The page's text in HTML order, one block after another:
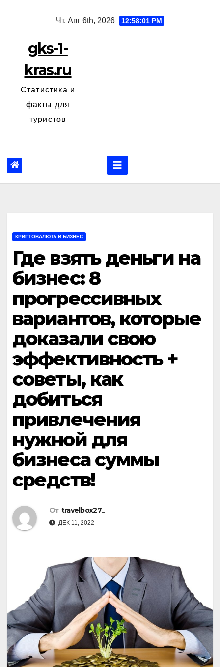
Чт. Авг 6th, 2026 12:58:02 PM
gks-1-
kras.ru
Статистика и
факты для
туристов
КРИПТОВАЛЮТА И БИЗНЕС
Где взять деньги на
бизнес: 8
прогрессивных
вариантов, которые
доказали свою
эффективность +
советы, как
добиться
привлечения
нужной для
бизнеса суммы
средств!
От travelbox27_
ДЕК 11, 2022